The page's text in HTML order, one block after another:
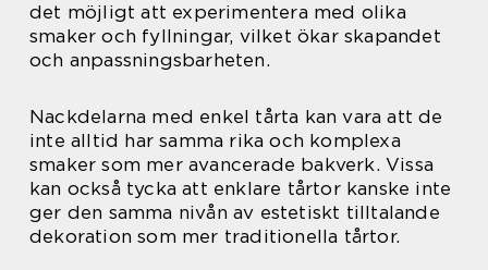
det möjligt att experimentera med olika
smaker och fyllningar, vilket ökar skapandet
och anpassningsbarheten.
Nackdelarna med enkel tårta kan vara att de
inte alltid har samma rika och komplexa
smaker som mer avancerade bakverk. Vissa
kan också tycka att enklare tårtor kanske inte
ger den samma nivån av estetiskt tilltalande
dekoration som mer traditionella tårtor.